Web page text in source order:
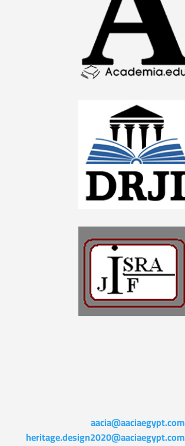
aacia@aaciaegypt.com
heritage.design2020@aaciaegypt.com